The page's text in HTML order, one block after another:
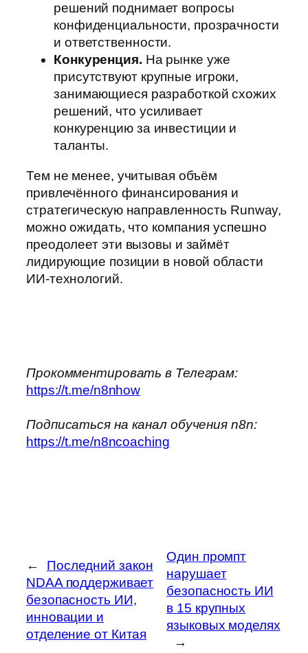
решений поднимает вопросы
конфиденциальности, прозрачности
и ответственности.
Конкуренция. На рынке уже
присутствуют крупные игроки,
занимающиеся разработкой схожих
решений, что усиливает
конкуренцию за инвестиции и
таланты.
Тем не менее, учитывая объём
привлечённого финансирования и
стратегическую направленность Runway,
можно ожидать, что компания успешно
преодолеет эти вызовы и займёт
лидирующие позиции в новой области
ИИ-технологий.
Прокомментировать в Телеграм:
https://t.me/n8nhow
Подписаться на канал обучения n8n:
https://t.me/n8ncoaching
←
Последний закон
NDAA поддерживает
безопасность ИИ,
инновации и
отделение от Китая
Один промпт
нарушает
безопасность ИИ
в 15 крупных
языковых моделях
→